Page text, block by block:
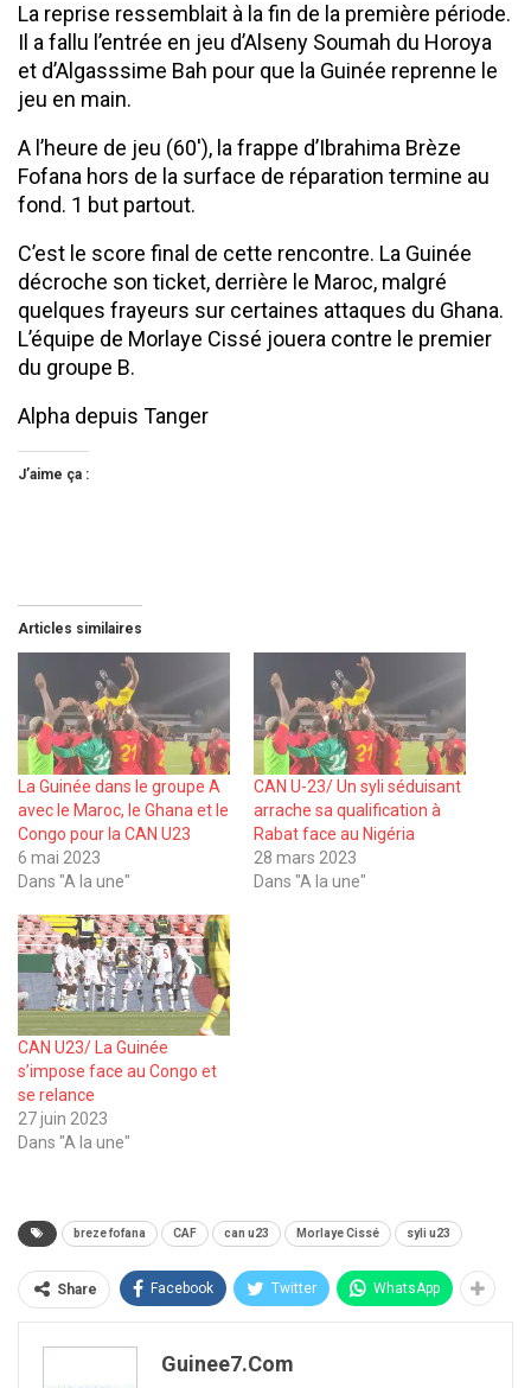
La reprise ressemblait à la fin de la première période.
Il a fallu l’entrée en jeu d’Alseny Soumah du Horoya
et d’Algasssime Bah pour que la Guinée reprenne le
jeu en main.
A l’heure de jeu (60′), la frappe d’Ibrahima Brèze
Fofana hors de la surface de réparation termine au
fond. 1 but partout.
C’est le score final de cette rencontre. La Guinée
décroche son ticket, derrière le Maroc, malgré
quelques frayeurs sur certaines attaques du Ghana.
L’équipe de Morlaye Cissé jouera contre le premier
du groupe B.
Alpha depuis Tanger
J’aime ça :
Articles similaires
La Guinée dans le groupe A
avec le Maroc, le Ghana et le
Congo pour la CAN U23
6 mai 2023
Dans "A la une"
CAN U-23/ Un syli séduisant
arrache sa qualification à
Rabat face au Nigéria
28 mars 2023
Dans "A la une"
CAN U23/ La Guinée
s’impose face au Congo et
se relance
27 juin 2023
Dans "A la une"
breze fofana CAF can u23 Morlaye Cissé syli u23
Share Facebook Twitter WhatsApp
Guinee7.com